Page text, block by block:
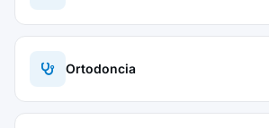
Ortodoncia